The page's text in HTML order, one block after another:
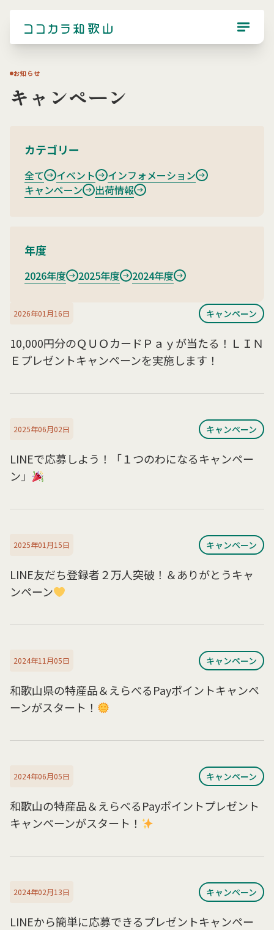
お知らせ
キャンペーン
カテゴリー
全て イベント
インフォメーション
キャンペーン
出荷情報
年度
2026年度 2025年度 2024年度
2026年01月16日 キャンペーン
10,000円分のＱＵＯカードＰａｙが当たる！ＬＩＮ
Ｅプレゼントキャンペーンを実施します！
2025年06月02日 キャンペーン
LINEで応募しよう！「１つのわになるキャンペー
ン」
2025年01月15日 キャンペーン
LINE友だち登録者２万人突破！＆ありがとうキャ
ンペーン
2024年11月05日 キャンペーン
和歌山県の特産品＆えらべるPayポイントキャンペ
ーンがスタート！
2024年06月05日 キャンペーン
和歌山の特産品＆えらべるPayポイントプレゼント
キャンペーンがスタート！
2024年02月13日 キャンペーン
LINEから簡単に応募できるプレゼントキャンペー